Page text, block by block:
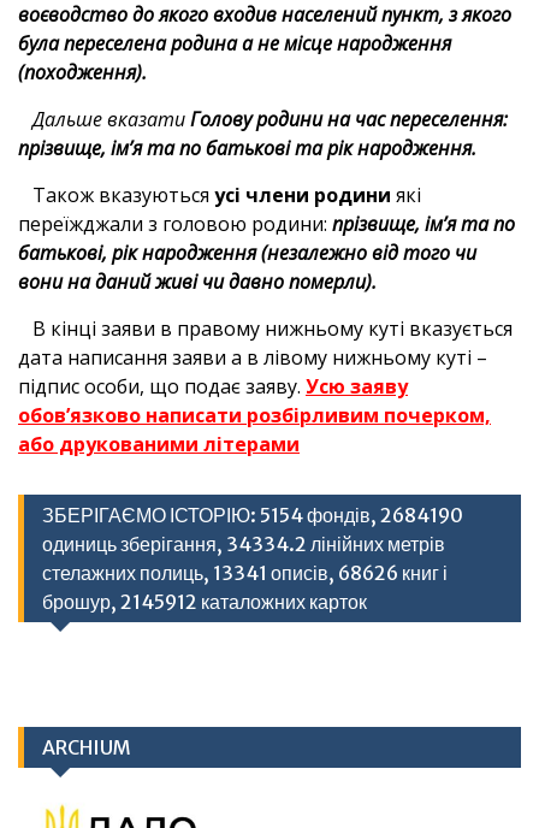
воєводство до якого входив населений пункт, з якого
була переселена родина а не місце народження
(походження).
Дальше вказатиГолову родини на час переселення:
прізвище, ім’я та по батькові та рік народження.
Також вказуються усі члени родини які
переїжджали з головою родини: прізвище, ім’я та по
батькові, рік народження (незалежно від того чи
вони на даний живі чи давно померли).
В кінці заяви в правому нижньому куті вказується
дата написання заяви а в лівому нижньому куті –
підпис особи, що подає заяву. Усю заяву
обов’язково написати розбірливим почерком,
або друкованими літерами
ЗБЕРІГАЄМО ІСТОРІЮ: 5154 фондів, 2684190
одиниць зберігання, 34334.2 лінійних метрів
стелажних полиць, 13341 описів, 68626 книг і
брошур, 2145912 каталожних карток
ARCHIUM